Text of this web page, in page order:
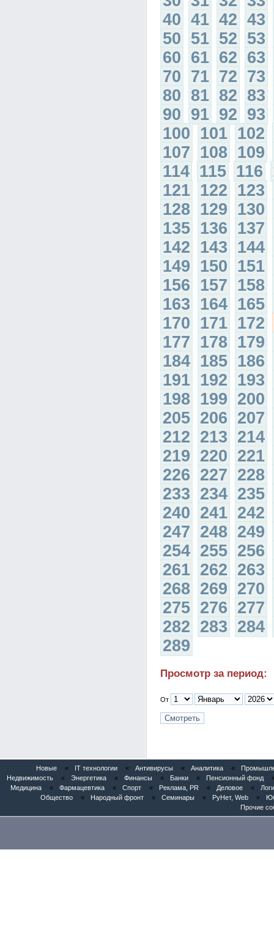
40 41 42 43
50 51 52 53
60 61 62 63
70 71 72 73
80 81 82 83
90 91 92 93
100 101 102
107 108 109
114 115 116
121 122 123
128 129 130
135 136 137
142 143 144
149 150 151
156 157 158
163 164 165
170 171 172
177 178 179
184 185 186
191 192 193
198 199 200
205 206 207
212 213 214
219 220 221
226 227 228
233 234 235
240 241 242
247 248 249
254 255 256
261 262 263
268 269 270
275 276 277
282 283 284
289
Просмотр за период:
От
Новые « IT технологии « Антивирусы « Аналитика «
Недвижимость
« Энергетика « Финансы « Банки « Пенсионный фонд
Медицина
« Фармацевтика « Спорт « Реклама, PR « Деловое «
Общество
« Народный фронт « Семинары « РуНет, Web «
Прочие